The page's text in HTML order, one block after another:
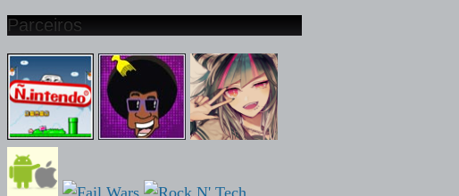
Parceiros